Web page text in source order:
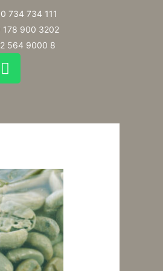
734 734 111
178 900 3202
564 9000 8
W
h
s
p